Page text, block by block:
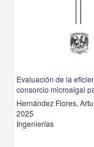
Evaluación de la
consorcio microalgal
Hernández Flores,
2025
Ingenierías